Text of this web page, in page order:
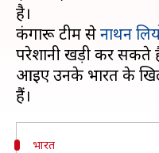
है।
कंगारू टीम सेनाथन
परेशानी खड़ी कर सकते
आइए उनके भारत के
भारत